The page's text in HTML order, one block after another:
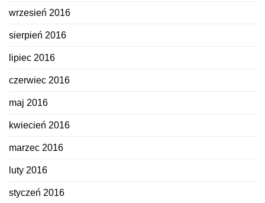
wrzesień 2016
sierpień 2016
lipiec 2016
czerwiec 2016
maj 2016
kwiecień 2016
marzec 2016
luty 2016
styczeń 2016